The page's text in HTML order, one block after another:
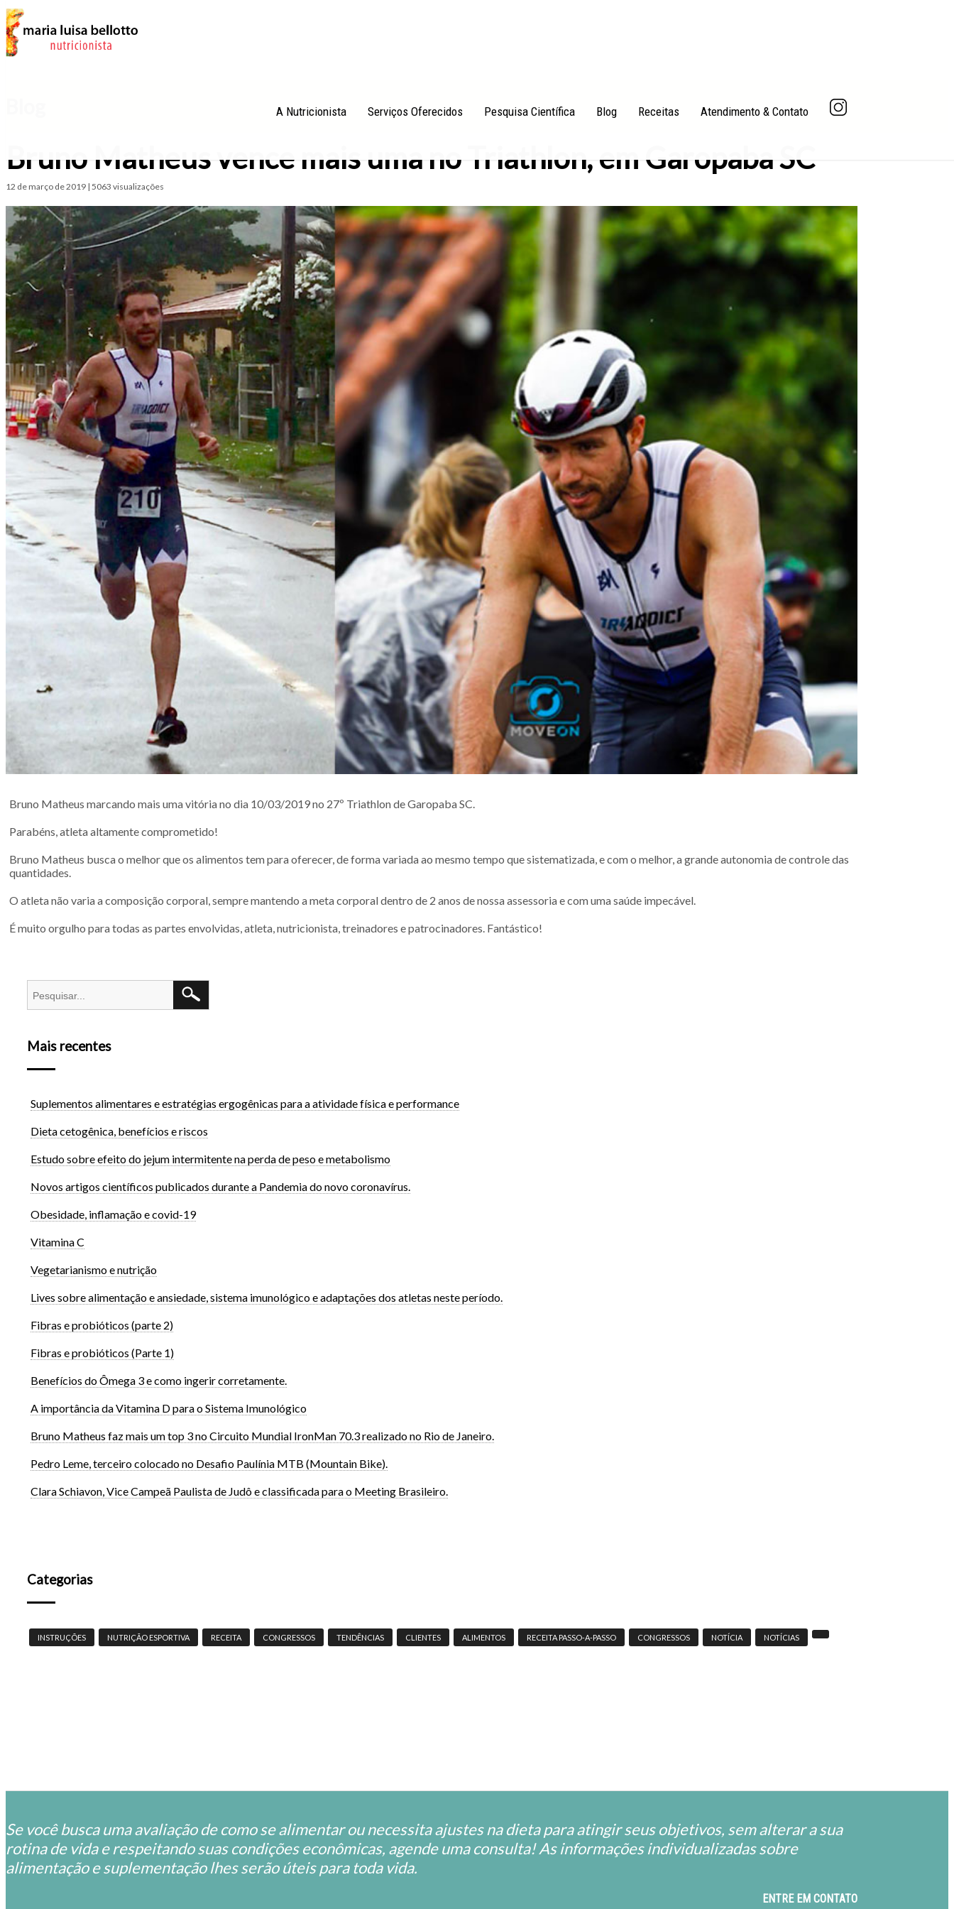
A Nutricionista Serviços Oferecidos Pesquisa Científica Blog Receitas Atendimento & Contato
Bruno Matheus vence mais uma no Triathlon, em Garopaba SC
12 de março de 2019 | 5063 visualizações
Bruno Matheus marcando mais uma vitória no dia 10/03/2019 no 27º Triathlon de Garopaba SC.
Parabéns, atleta altamente comprometido!
Bruno Matheus busca o melhor que os alimentos tem para oferecer, de forma variada ao mesmo tempo que sistematizada, e com o melhor, a grande autonomia de controle das
quantidades.
O atleta não varia a composição corporal, sempre mantendo a meta corporal dentro de 2 anos de nossa assessoria e com uma saúde impecável.
É muito orgulho para todas as partes envolvidas, atleta, nutricionista, treinadores e patrocinadores. Fantástico!
Mais recentes
Suplementos alimentares e estratégias ergogênicas para a atividade física e performance
Dieta cetogênica, benefícios e riscos
Estudo sobre efeito do jejum intermitente na perda de peso e metabolismo
Novos artigos científicos publicados durante a Pandemia do novo coronavírus.
Obesidade, inflamação e covid-19
Vitamina C
Vegetarianismo e nutrição
Lives sobre alimentação e ansiedade, sistema imunológico e adaptações dos atletas neste período.
Fibras e probióticos (parte 2)
Fibras e probióticos (Parte 1)
Benefícios do Ômega 3 e como ingerir corretamente.
A importância da Vitamina D para o Sistema Imunológico
Bruno Matheus faz mais um top 3 no Circuito Mundial IronMan 70.3 realizado no Rio de Janeiro.
Pedro Leme, terceiro colocado no Desafio Paulínia MTB (Mountain Bike).
Clara Schiavon, Vice Campeã Paulista de Judô e classificada para o Meeting Brasileiro.
Categorias
INSTRUÇÕES NUTRIÇÃO ESPORTIVA RECEITA CONGRESSOS TENDÊNCIAS CLIENTES ALIMENTOS RECEITA PASSO-A-PASSO CONGRESSOS NOTÍCIA NOTÍCIAS
Se você busca uma avaliação de como se alimentar ou necessita ajustes na dieta para atingir seus objetivos, sem alterar a sua
rotina de vida e respeitando suas condições econômicas, agende uma consulta! As informações individualizadas sobre
alimentação e suplementação lhes serão úteis para toda vida.
ENTRE EM CONTATO